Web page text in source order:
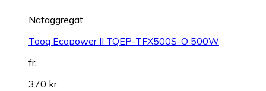
Nätaggregat
Tooq Ecopower II TQEP-TFX500S-O 500W
fr.
370 kr